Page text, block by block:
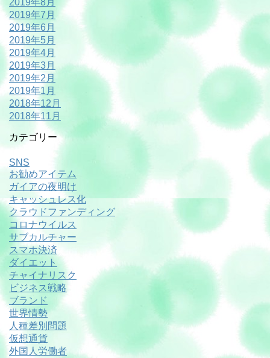
2019年8月
2019年7月
2019年6月
2019年5月
2019年4月
2019年3月
2019年2月
2019年1月
2018年12月
2018年11月
カテゴリー
SNS
お勧めアイテム
ガイアの夜明け
キャッシュレス化
クラウドファンディング
コロナウイルス
サブカルチャー
スマホ決済
ダイエット
チャイナリスク
ビジネス戦略
ブランド
世界情勢
人種差別問題
仮想通貨
外国人労働者